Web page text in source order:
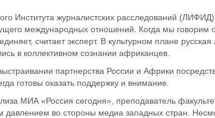
Института журналистских расследований
международных отношений. Когда мы говорим
считает эксперт. В культурном плане
в коллективном сознании африканцев.
партнерства России и Африки
готовы оказать поддержку и внимание.
МИА «Россия сегодня», преподаватель
давлением во стороны медиа западных стран.